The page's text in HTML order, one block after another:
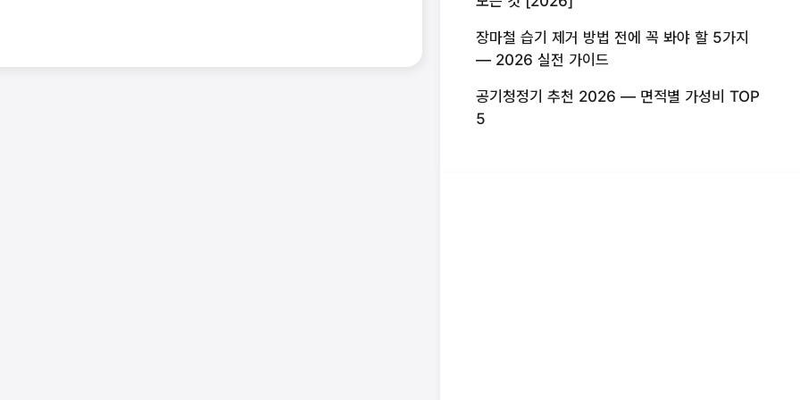
장마철 습기 제거 방법 전에 꼭 봐야 할 5가지
— 2026 실전 가이드
공기청정기 추천 2026 — 면적별 가성비 TOP
5